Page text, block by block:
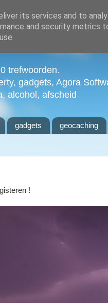
trefwoorden.
gadgets, Agora
alcohol, afscheid
gadgets geocaching
!
its services and to
and security metrics